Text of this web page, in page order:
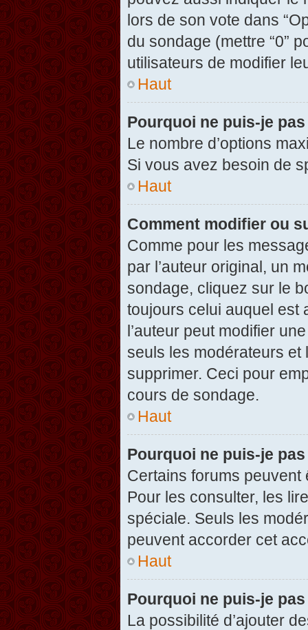
lors de son vote dans
du sondage (mettre “0”
utilisateurs de modifier
Haut
Pourquoi ne puis-je
Le nombre d’options
Si vous avez besoin de
Haut
Comment modifier ou
Comme pour les
par l’auteur original, un
sondage, cliquez sur le
toujours celui auquel est
l’auteur peut modifier
seuls les modérateurs et
supprimer. Ceci pour
cours de sondage.
Haut
Pourquoi ne puis-je
Certains forums
Pour les consulter, les
spéciale. Seuls les
peuvent accorder cet
Haut
Pourquoi ne puis-je
La possibilité d’ajouter